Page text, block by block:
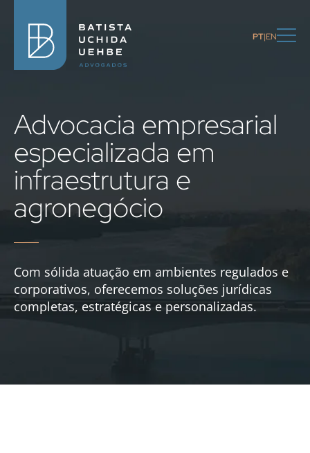
EN
PT
Advocacia empresarial
especializada em
infraestrutura e
agronegócio
Com sólida atuação em ambientes regulados e
corporativos, oferecemos soluções jurídicas
completas, estratégicas e personalizadas.